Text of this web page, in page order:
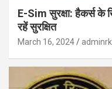
E-Sim सुरक्षा: हैकर्स
रहें सुरक्षित
March 16, 2024